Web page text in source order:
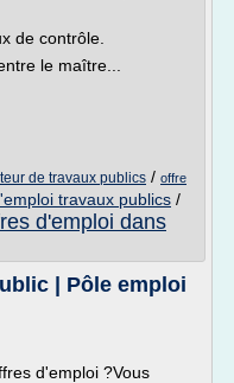
de contrôle.
le maître...
de travaux publics / offre
travaux publics /
d'emploi dans
| Pôle emploi
d'emploi ?Vous